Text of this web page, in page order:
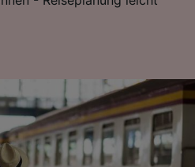
Endgerät.
und Inhalte, Messung
der Performance von
sowie
von